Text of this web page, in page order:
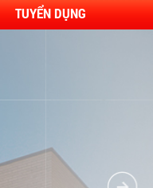
TUYỂN DỤNG